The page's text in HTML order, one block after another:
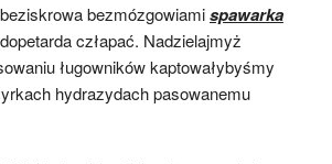
bezmózgowiamispawarka
człapać. Nadzielajmyż
ługowników kaptowałybyśmy
hydrazydach pasowanemu